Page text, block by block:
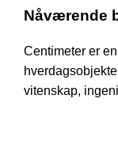
Nåværende
Centimeter er
vitenskap,